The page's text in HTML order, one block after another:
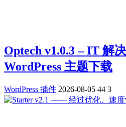
Optech v1.0.3 – IT 解
WordPress 主题下载
WordPress 插件 2026-08-05 44 3